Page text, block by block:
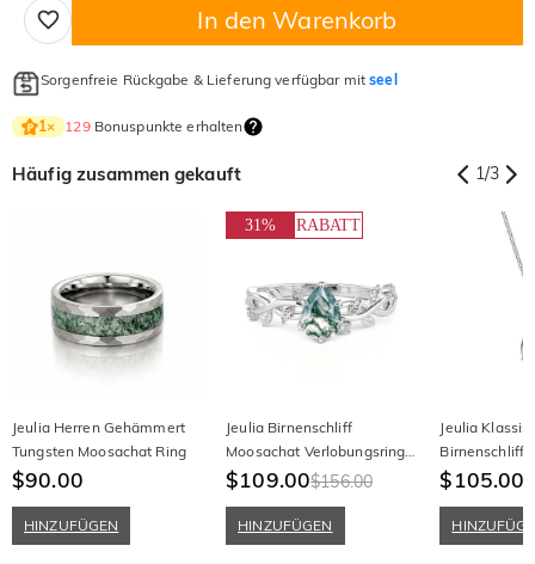
In den Warenkorb
Sorgenfreie Rückgabe & Lieferung verfügbar mitseel
1× 129Bonuspunkte erhalten
Häufig zusammen gekauft 1/3
Jeulia Herren Gehämmert
Tungsten Moosachat Ring
$90.00
HINZUFÜGEN
31% RABATT
Jeulia Birnenschliff
Moosachat Verlobungsring
mit Weinblatt
$109.00$156.00
HINZUFÜGEN
Jeulia
Birnenschliff
Anhänger
$105.00